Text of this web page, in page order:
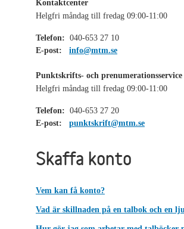
Kontaktcenter
Helgfri måndag till fredag 09:00-11:00
Telefon: 040-653 27 10
E-post:
info@mtm.se
Punktskrifts- och prenumerationsservice
Helgfri måndag till fredag 09:00-11:00
Telefon: 040-653 27 20
E-post:
punktskrift@mtm.se
Skaffa konto
Vem kan få konto?
Vad är skillnaden på en talbok och en